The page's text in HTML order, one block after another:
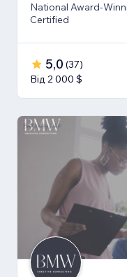
National Award-
Certified
5,0 (37)
Від 2 000 $